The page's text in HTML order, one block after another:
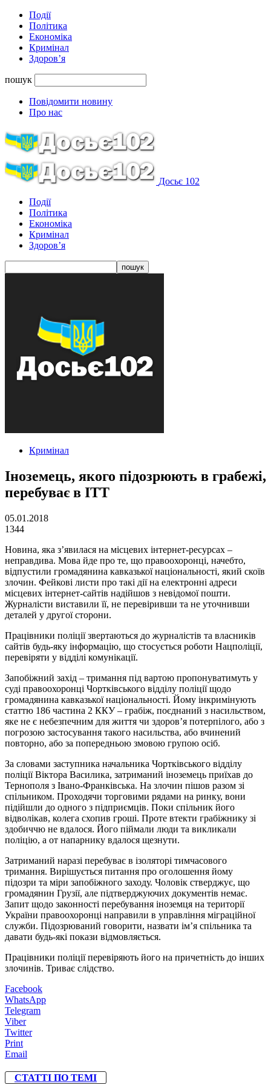
Події
Політика
Економіка
Кримінал
Здоров’я
пошук
Повідомити новину
Про нас
Досьє 102
Події
Політика
Економіка
Кримінал
Здоров’я
Кримінал
Іноземець, якого підозрюють в грабежі,
перебуває в ІТТ
05.01.2018
1344
Новина, яка з’явилася на місцевих інтернет-ресурсах –
неправдива. Мова йде про те, що правоохоронці, начебто,
відпустили громадянина кавказької національності, який скоїв
злочин. Фейкові листи про такі дії на електронні адреси
місцевих інтернет-сайтів надійшов з невідомої пошти.
Журналісти виставили її, не перевіривши та не уточнивши
деталей у другої сторони.
Працівники поліції звертаються до журналістів та власників
сайтів будь-яку інформацію, що стосується роботи Нацполіції,
перевіряти у відділі комунікації.
Запобіжний захід – тримання під вартою пропонуватимуть у
суді правоохоронці Чортківського відділу поліції щодо
громадянина кавказької національності. Йому інкримінують
статтю 186 частина 2 ККУ – грабіж, поєднаний з насильством,
яке не є небезпечним для життя чи здоров’я потерпілого, або з
погрозою застосування такого насильства, або вчинений
повторно, або за попередньою змовою групою осіб.
За словами заступника начальника Чортківського відділу
поліції Віктора Василика, затриманий іноземець приїхав до
Тернополя з Івано-Франківська. На злочин пішов разом зі
спільником. Проходячи торговими рядами на ринку, вони
підійшли до одного з підприємців. Поки спільник його
відволікав, колега схопив гроші. Проте втекти грабіжнику зі
здобиччю не вдалося. Його піймали люди та викликали
поліцію, а от напарнику вдалося щезнути.
Затриманий наразі перебуває в ізоляторі тимчасового
тримання. Вирішується питання про оголошення йому
підозри та міри запобіжного заходу. Чоловік стверджує, що
громадянин Грузії, але підтверджуючих документів немає.
Запит щодо законності перебування іноземця на території
України правоохоронці направили в управління міграційної
служби. Підозрюваний говорити, назвати ім’я спільника та
давати будь-які покази відмовляється.
Працівники поліції перевіряють його на причетність до інших
злочинів. Триває слідство.
Facebook
WhatsApp
Telegram
Viber
Twitter
Print
Email
СТАТТІ ПО ТЕМІ